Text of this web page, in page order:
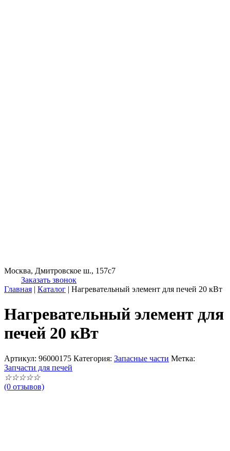
Москва, Дмитровское ш., 157с7
Заказать звонок
Главная | Каталог | Нагревательный элемент для печей 20 кВт
Нагревательный элемент для
печей 20 кВт
Артикул: 96000175 Категория: Запасные части Метка:
Запчасти для печей
☆☆☆☆☆
(0 отзывов)